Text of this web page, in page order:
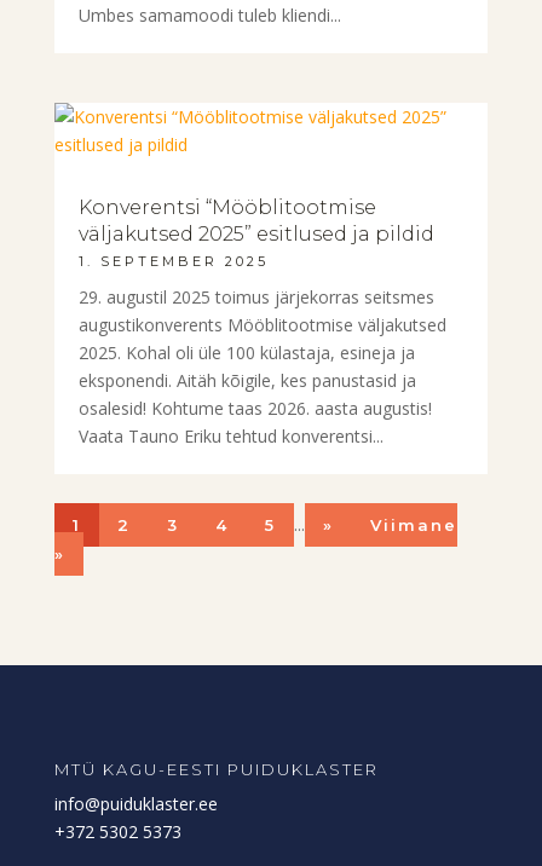
Umbes samamoodi tuleb kliendi...
Konverentsi “Mööblitootmise
väljakutsed 2025” esitlused ja pildid
1. SEPTEMBER 2025
29. augustil 2025 toimus järjekorras seitsmes
augustikonverents Mööblitootmise väljakutsed
2025. Kohal oli üle 100 külastaja, esineja ja
eksponendi. Aitäh kõigile, kes panustasid ja
osalesid! Kohtume taas 2026. aasta augustis!
Vaata Tauno Eriku tehtud konverentsi...
1 2 3 4 5 ... »
Viimane
»
MTÜ KAGU-EESTI PUIDUKLASTER
info@puiduklaster.ee
+372 5302 5373